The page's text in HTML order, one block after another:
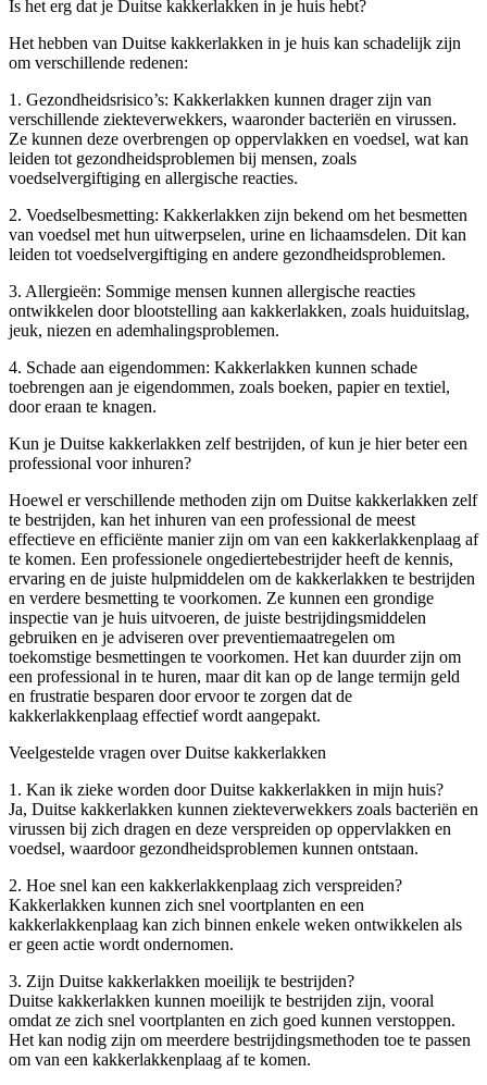
Is het erg dat je Duitse kakkerlakken in je huis hebt?
Het hebben van Duitse kakkerlakken in je huis kan schadelijk zijn
om verschillende redenen:
1. Gezondheidsrisico’s: Kakkerlakken kunnen drager zijn van
verschillende ziekteverwekkers, waaronder bacteriën en virussen.
Ze kunnen deze overbrengen op oppervlakken en voedsel, wat kan
leiden tot gezondheidsproblemen bij mensen, zoals
voedselvergiftiging en allergische reacties.
2. Voedselbesmetting: Kakkerlakken zijn bekend om het besmetten
van voedsel met hun uitwerpselen, urine en lichaamsdelen. Dit kan
leiden tot voedselvergiftiging en andere gezondheidsproblemen.
3. Allergieën: Sommige mensen kunnen allergische reacties
ontwikkelen door blootstelling aan kakkerlakken, zoals huiduitslag,
jeuk, niezen en ademhalingsproblemen.
4. Schade aan eigendommen: Kakkerlakken kunnen schade
toebrengen aan je eigendommen, zoals boeken, papier en textiel,
door eraan te knagen.
Kun je Duitse kakkerlakken zelf bestrijden, of kun je hier beter een
professional voor inhuren?
Hoewel er verschillende methoden zijn om Duitse kakkerlakken zelf
te bestrijden, kan het inhuren van een professional de meest
effectieve en efficiënte manier zijn om van een kakkerlakkenplaag af
te komen. Een professionele ongediertebestrijder heeft de kennis,
ervaring en de juiste hulpmiddelen om de kakkerlakken te bestrijden
en verdere besmetting te voorkomen. Ze kunnen een grondige
inspectie van je huis uitvoeren, de juiste bestrijdingsmiddelen
gebruiken en je adviseren over preventiemaatregelen om
toekomstige besmettingen te voorkomen. Het kan duurder zijn om
een professional in te huren, maar dit kan op de lange termijn geld
en frustratie besparen door ervoor te zorgen dat de
kakkerlakkenplaag effectief wordt aangepakt.
Veelgestelde vragen over Duitse kakkerlakken
1. Kan ik zieke worden door Duitse kakkerlakken in mijn huis?
Ja, Duitse kakkerlakken kunnen ziekteverwekkers zoals bacteriën en
virussen bij zich dragen en deze verspreiden op oppervlakken en
voedsel, waardoor gezondheidsproblemen kunnen ontstaan.
2. Hoe snel kan een kakkerlakkenplaag zich verspreiden?
Kakkerlakken kunnen zich snel voortplanten en een
kakkerlakkenplaag kan zich binnen enkele weken ontwikkelen als
er geen actie wordt ondernomen.
3. Zijn Duitse kakkerlakken moeilijk te bestrijden?
Duitse kakkerlakken kunnen moeilijk te bestrijden zijn, vooral
omdat ze zich snel voortplanten en zich goed kunnen verstoppen.
Het kan nodig zijn om meerdere bestrijdingsmethoden toe te passen
om van een kakkerlakkenplaag af te komen.